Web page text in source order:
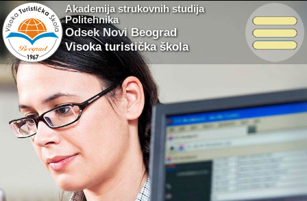
Akademija strukovnih studija
Politehnika
Odsek Novi Beograd
Visoka turistička škola